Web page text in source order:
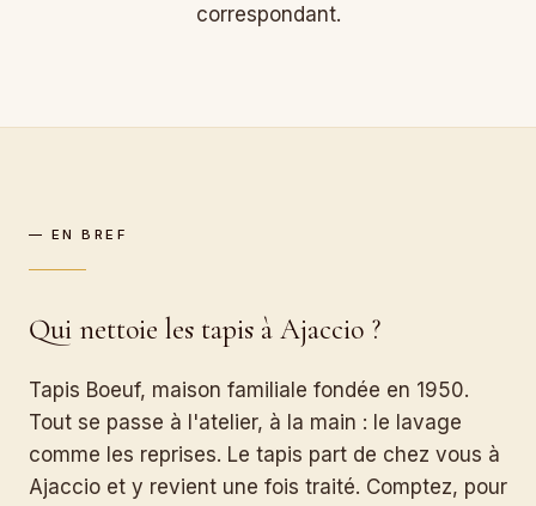
correspondant.
— EN BREF
Qui nettoie les tapis à Ajaccio ?
Tapis Boeuf, maison familiale fondée en 1950.
Tout se passe à l'atelier, à la main : le lavage
comme les reprises. Le tapis part de chez vous à
Ajaccio et y revient une fois traité. Comptez, pour